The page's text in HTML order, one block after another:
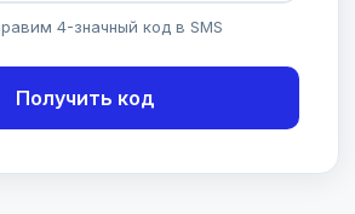
4-значный код в SMS
Получить код